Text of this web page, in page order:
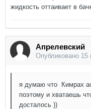
жидкость оттаивает в
Апрелевский
Опубликовано 15
я думаю что Кимрах
поэтому и хватаешь
досталось ))